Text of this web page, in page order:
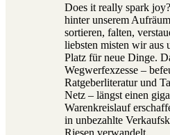
Does it really spark
hinter unserem
sortieren, falten,
liebsten misten wir aus
Platz für neue Dinge.
Wegwerfexzesse –
Ratgeberliteratur und
Netz – längst einen
Warenkreislauf
in unbezahlte
Riesen verwandelt.